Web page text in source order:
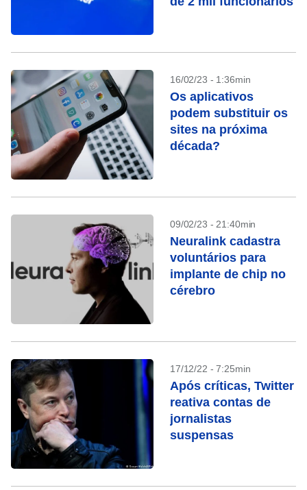
16/02/23 - 1:36min
Os aplicativos
podem substituir os
sites na próxima
década?
09/02/23 - 21:40min
Neuralink cadastra
voluntários para
implante de chip no
cérebro
17/12/22 - 7:25min
Após críticas, Twitter
reativa contas de
jornalistas
suspensas